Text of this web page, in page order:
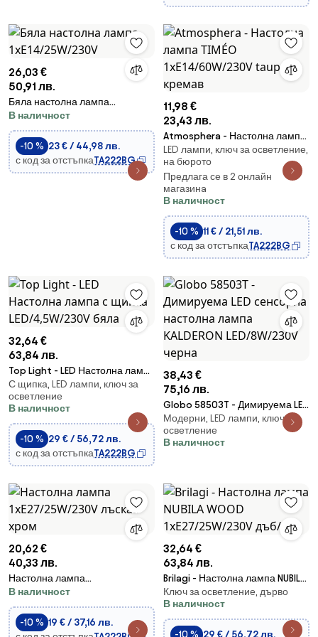
26,03 €
50,91 лв.
Бяла настолна лампа
1xE14/25W/230V
В наличност
-10 % 23 € / 44,98 лв.
с код за отстъпкаTA222BG
11,98 €
23,43 лв.
Atmosphera - Настолна лампа
TIMÉO 1xE14/60W/230V taupe/
кремав
LED лампи, ключ за осветление,
на бюрото
Предлага се в 2 онлайн
магазинa
В наличност
-10 % 11 € / 21,51 лв.
с код за отстъпкаTA222BG
32,64 €
63,84 лв.
Top Light - LED Настолна лампа
с щипка LED/4,5W/230V бяла
С щипка, LED лампи, ключ за
осветление
В наличност
-10 % 29 € / 56,72 лв.
с код за отстъпкаTA222BG
38,43 €
75,16 лв.
Globo 58503T - Димируема LED
сенсорна настолна лампа
KALDERON LED/8W/230V черна
Модерни, LED лампи, ключ за
осветление
В наличност
20,62 €
40,33 лв.
Настолна лампа
1xE27/25W/230V лъскав хром
В наличност
-10 % 19 € / 37,16 лв.
32,64 €
63,84 лв.
Brilagi - Настолна лампа NUBILA
WOOD 1xE27/25W/230V дъб/
сив
Ключ за осветление, дърво
В наличност
-10 % 29 € / 56,72 лв.